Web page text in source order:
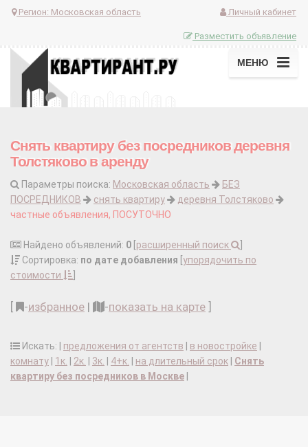
Регион: Московская область Личный кабинет
Разместить объявление
МЕНЮ
Снять квартиру без посредников деревня
Толстяково в аренду
Параметры поиска: Московская область
БЕЗ
ПОСРЕДНИКОВ
снять квартиру
деревня Толстяково
частные объявления, ПОСУТОЧНО
Найдено объявлений: 0 расширенный поиск
Сортировка: по дате добавления упорядочить по
стоимости
-избранное | -показать на карте
Искать: | предложения от агентств в новостройке
комнату
1к. 2к. 3к. 4+к. на длительный срок
Снять
квартиру без посредников в Москве